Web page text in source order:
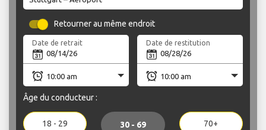
Retourner au même endroit
Date de retrait Date de restitution
Âge du conducteur :
18 - 29 30 - 69 70+